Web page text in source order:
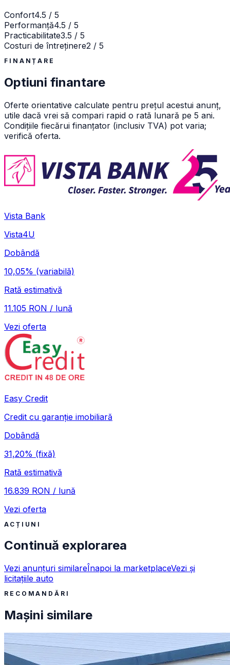
Confort4.5 / 5
Performanță4.5 / 5
Practicabilitate3.5 / 5
Costuri de întreținere2 / 5
FINANȚARE
Optiuni finantare
Oferte orientative calculate pentru prețul acestui anunț,
utile dacă vrei să compari rapid o rată lunară pe 5 ani.
Condițiile fiecărui finanțator (inclusiv TVA) pot varia;
verifică oferta.
Vista Bank
Vista4U
Dobândă
10,05% (variabilă)
Rată estimativă
11.105 RON / lună
Vezi oferta
Easy Credit
Credit cu garanție imobiliară
Dobândă
31,20% (fixă)
Rată estimativă
16.839 RON / lună
Vezi oferta
ACȚIUNI
Continuă explorarea
Vezi anunțuri similareÎnapoi la marketplaceVezi și
licitațiile auto
RECOMANDĂRI
Mașini similare